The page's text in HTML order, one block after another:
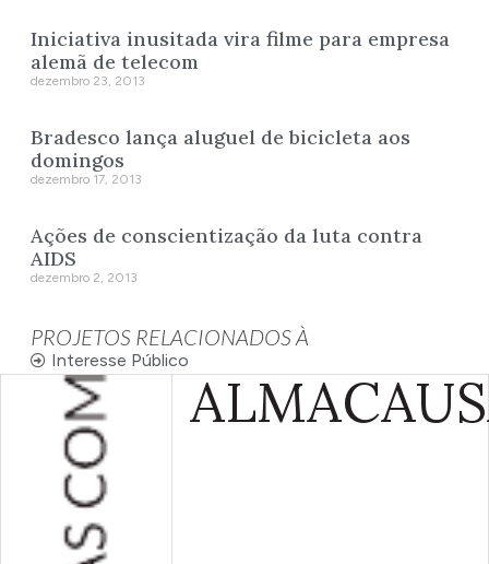
Iniciativa inusitada vira filme para empresa
alemã de telecom
dezembro 23, 2013
Bradesco lança aluguel de bicicleta aos
domingos
dezembro 17, 2013
Ações de conscientização da luta contra
AIDS
dezembro 2, 2013
PROJETOS RELACIONADOS À
Interesse Público
ALMA